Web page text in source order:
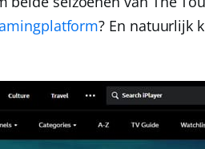
? En natuurlijk